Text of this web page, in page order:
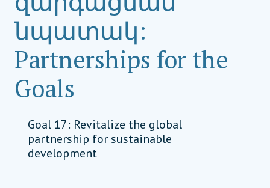
նպատակ:
Partnerships for the
Goals
Goal 17: Revitalize the global
partnership for sustainable
development